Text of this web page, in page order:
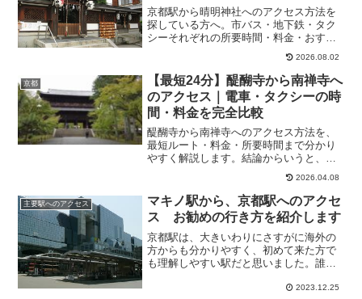
ートを解説
京都駅から晴明神社へのアクセス方法を
探している方へ。市バス・地下鉄・タク
シーそれぞれの所要時間・料金・おすす
めルートを比較し、最適な行き方を紹介
します。 最安なら市バス（230円） 時間
が読みやすいなら地下鉄＋徒歩 最短なら
タクシー（約12...
2026.08.02
京都
【最短24分】醍醐寺から南禅寺へ
のアクセス｜電車・タクシーの時
間・料金を完全比較
醍醐寺から南禅寺へのアクセス方法を、
最短ルート・料金・所要時間まで分かり
やすく解説します。結論からいうと、最
もおすすめなのは地下鉄を使うルート
で、約24分・260円で移動可能です。本記
事では、・電車（最安・最短ルート）・
タクシー（快適ルート...
2026.04.08
主要駅へのアクセス
マキノ駅から、京都駅へのアクセ
ス お勧めの行き方を紹介します
京都駅は、大きいわりにさすがに海外の
方からも分かりやすく、初めて来た方で
も理解しやすい駅だと思いました。誰も
まく作ったなぁ～と思いました。そこで
2023.12.25